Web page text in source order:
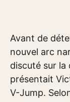
Avant de
nouvel arc
discuté sur la
présentait
V-Jump.